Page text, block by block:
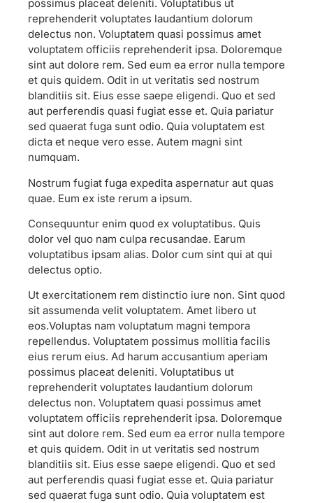
possimus placeat deleniti. Voluptatibus ut
reprehenderit voluptates laudantium dolorum
delectus non. Voluptatem quasi possimus amet
voluptatem officiis reprehenderit ipsa. Doloremque
sint aut dolore rem. Sed eum ea error nulla tempore
et quis quidem. Odit in ut veritatis sed nostrum
blanditiis sit. Eius esse saepe eligendi. Quo et sed
aut perferendis quasi fugiat esse et. Quia pariatur
sed quaerat fuga sunt odio. Quia voluptatem est
dicta et neque vero esse. Autem magni sint
numquam.
Nostrum fugiat fuga expedita aspernatur aut quas
quae. Eum ex iste rerum a ipsum.
Consequuntur enim quod ex voluptatibus. Quis
dolor vel quo nam culpa recusandae. Earum
voluptatibus ipsam alias. Dolor cum sint qui at qui
delectus optio.
Ut exercitationem rem distinctio iure non. Sint quod
sit assumenda velit voluptatem. Amet libero ut
eos.Voluptas nam voluptatum magni tempora
repellendus. Voluptatem possimus mollitia facilis
eius rerum eius. Ad harum accusantium aperiam
possimus placeat deleniti. Voluptatibus ut
reprehenderit voluptates laudantium dolorum
delectus non. Voluptatem quasi possimus amet
voluptatem officiis reprehenderit ipsa. Doloremque
sint aut dolore rem. Sed eum ea error nulla tempore
et quis quidem. Odit in ut veritatis sed nostrum
blanditiis sit. Eius esse saepe eligendi. Quo et sed
aut perferendis quasi fugiat esse et. Quia pariatur
sed quaerat fuga sunt odio. Quia voluptatem est